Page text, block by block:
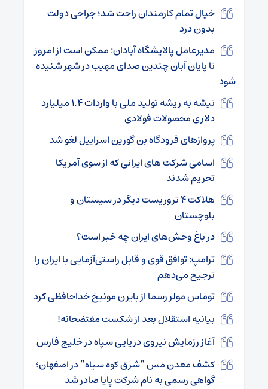
خیال تمام کارمندان راحت شد؛ جراحی دولت
بدون درد
مدیرعامل پالایشگاه آبادان: ممکن است از امروز
تا پایان آبان چندین صدای مهیب در شهر شنیده
شود
تیشه به ریشه تولید ملی با واردات ۱.۴ میلیارد
دلاری محصولات فولادی
پروازهای فرودگاه بن گورین اسراییل لغو شد
اسامی شرکت های ایرانی که از سوی آمریکا
تحریم شدند
هلاکت ۴ تروریست دیگر در سیستان و
بلوچستان
در باغ وحش‌های ایران چه خبر است؟
ترامپ: توافق قوی و قابل راستی‌آزمایی با ایران را
ترجیح می‌دهم
توماس مولر رسما از بایرن مونیخ خداحافظی کرد
بیانیه استقلال بعد از شکست مفتضحانه!
آغاز رزمایش نیروی دریایی سپاه در خلیج فارس
کشف معدن مس “شرق کوه سیاه” در اصفهان؛
گواهی رسمی به نام شرکت پایا صادر شد